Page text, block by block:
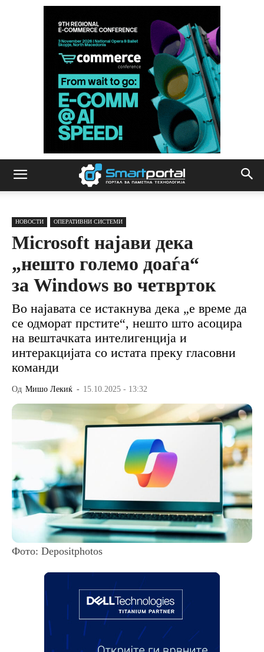
НОВОСТИ ОПЕРАТИВНИ СИСТЕМИ
Microsoft најави дека
„нешто големо доаѓа“
за Windows во четврток
Во најавата се истакнува дека „е време да
се одморат прстите“, нешто што асоцира
на вештачката интелигенција и
интеракцијата со истата преку гласовни
команди
Од Мишо Лекиќ - 15.10.2025 - 13:32
Фото: Depositphotos